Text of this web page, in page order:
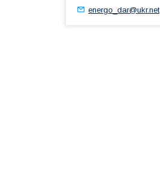
energo_dar@ukr.net